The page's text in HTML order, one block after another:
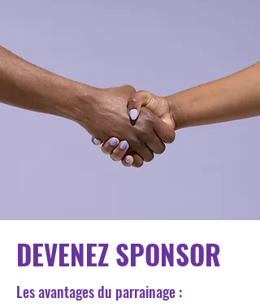
DEVENEZ SPONSOR
Les avantages du parrainage :